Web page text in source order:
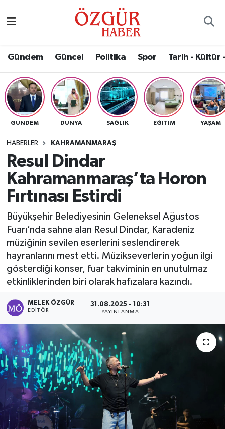
Gündem Güncel Politika Spor Tarih - Kültür
GÜNDEM DÜNYA SAĞLIK EĞITIM YAŞAM
HABERLER KAHRAMANMARAŞ
Resul Dindar
Kahramanmaraş’ta Horon
Fırtınası Estirdi
Büyükşehir Belediyesinin Geleneksel Ağustos
Fuarı’nda sahne alan Resul Dindar, Karadeniz
müziğinin sevilen eserlerini seslendirerek
hayranlarını mest etti. Müzikseverlerin yoğun ilgi
gösterdiği konser, fuar takviminin en unutulmaz
etkinliklerinden biri olarak hafızalara kazındı.
MELEK ÖZGÜR
EDITÖR
31.08.2025 - 10:31
YAYINLANMA
Eğitim
Ekonomi
Güncel
Gündem
Magazin
Politika
Sağlık
Spor
Nöbetçi Eczaneler
Namaz Vakitleri
Trafik Durumu
Süper Lig Puan Durumu ve Fikstür
Tüm Manşetler
Son Dakika Haberleri
Haber Arşivi